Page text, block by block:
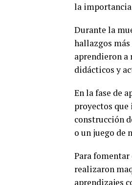
la
Durante la
hallazgos
aprendieron
didácticos y
En la fase de
proyectos
construcción
o un juego de
Para
realizaron
aprendizajes